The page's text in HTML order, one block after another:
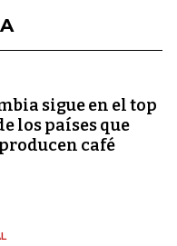
sigue en el top
los países que
café